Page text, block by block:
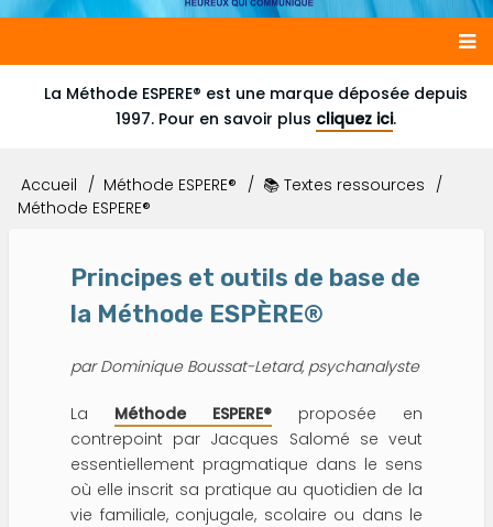
Main
navigation
La Méthode ESPERE® est une marque déposée depuis
1997. Pour en savoir plus cliquez ici.
FilAccueil Méthode ESPERE®
📚 Textes ressources
Méthode ESPERE®
Principes et outils de base de
la Méthode ESPÈRE®
par Dominique Boussat-Letard, psychanalyste
La Méthode ESPERE® proposée en
contrepoint par Jacques Salomé se veut
essentiellement pragmatique dans le sens
où elle inscrit sa pratique au quotidien de la
vie familiale, conjugale, scolaire ou dans le